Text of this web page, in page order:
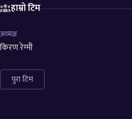
हाम्रो टिम
अध्यक्ष
किरण रेग्मी
पुरा टिम